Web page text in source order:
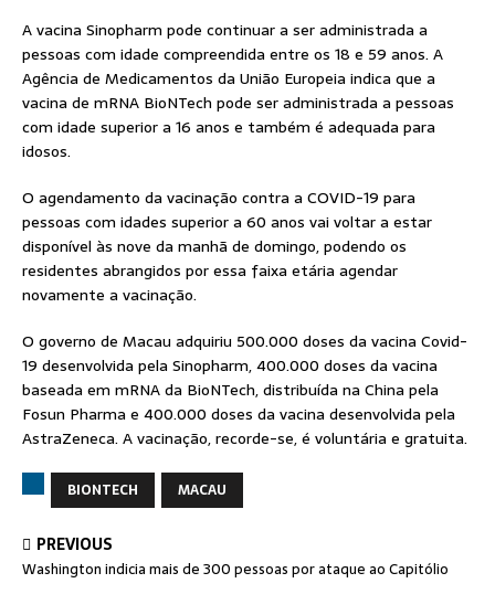
A vacina Sinopharm pode continuar a ser administrada a
pessoas com idade compreendida entre os 18 e 59 anos. A
Agência de Medicamentos da União Europeia indica que a
vacina de mRNA BioNTech pode ser administrada a pessoas
com idade superior a 16 anos e também é adequada para
idosos.
O agendamento da vacinação contra a COVID-19 para
pessoas com idades superior a 60 anos vai voltar a estar
disponível às nove da manhã de domingo, podendo os
residentes abrangidos por essa faixa etária agendar
novamente a vacinação.
O governo de Macau adquiriu 500.000 doses da vacina Covid-
19 desenvolvida pela Sinopharm, 400.000 doses da vacina
baseada em mRNA da BioNTech, distribuída na China pela
Fosun Pharma e 400.000 doses da vacina desenvolvida pela
AstraZeneca. A vacinação, recorde-se, é voluntária e gratuita.
BIONTECH MACAU
PREVIOUS
Washington indicia mais de 300 pessoas por ataque ao Capitólio